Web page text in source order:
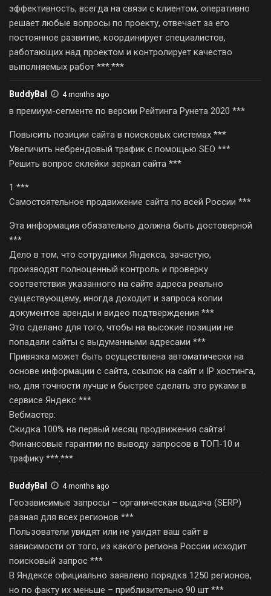
эффективность, всегда на связи с клиентом, оперативно
решает любые вопросы по проекту, отвечает за его
постоянное развитие, координирует специалистов,
работающих над проектом и контролирует качество
выполняемых работ ***.***
BuddyBal 4 months ago
в премиум-сегменте по версии Рейтинга Рунета 2020 ***
Повысить позиции сайта в поисковых системах ***
Увеличить небрендовый трафик с помощью SEO ***
Решить вопрос склейки зеркал сайта ***
1 ***
Самостоятельное продвижение сайта по всей России ***
Эта информация обязательно должна быть достоверной
***
Дело в том, что сотрудники Яндекса, зачастую,
производят полноценный контроль и проверку
соответствия указанного на сайте адреса реально
существующему, иногда доходит и запроса копии
документов аренды и видео подтверждения ***
Это сделано для того, чтобы на высокие позиции не
попадали сайты с выдуманными адресами ***
Привязка может быть осуществлена автоматически на
основе информации с сайта, ссылок на сайт и IP хостинга,
но, для точности лучше и быстрее сделать это руками в
сервисе Яндекс ***
Вебмастер:
Скидка 100% на первый месяц продвижения сайта!
Финансовые гарантии по выводу запросов в ТОП-10 и
трафику ***.***
BuddyBal 4 months ago
Геозависимые запросы – органическая выдача (SERP)
разная для всех регионов ***
Пользователи увидят или не увидят ваш сайт в
зависимости от того, из какого региона России исходит
поисковый запрос ***
В Яндексе официально заявлено порядка 1250 регионов,
но по факту их меньше – приблизительно 90 шт ***